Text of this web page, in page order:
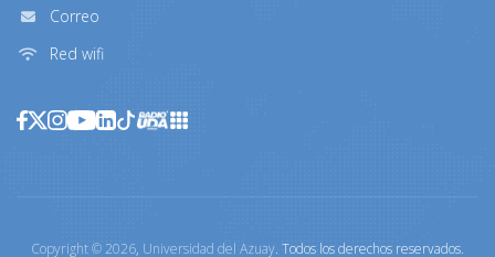
Correo
Red wifi
Copyright ©2026, Universidad del Azuay. Todos los derechos reservados.